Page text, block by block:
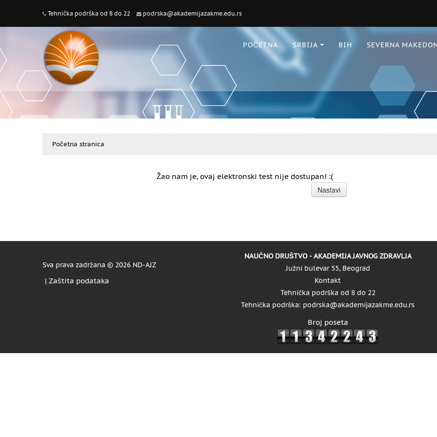
Tehnička podrška od 8 do 22 podrska@akademijazakme.edu.rs
POČETNA SRBIJA BIH SEVERNA
Početna stranica
Žao nam je, ovaj elektronski test nije dostupan! :(
Sva prava zadržana © 2026 ND-AJZ
| Zaštita podataka
NAUČNO DRUŠTVO - AKADEMIJA JAVNOG ZDRAVLJA
Južni bulevar 55, Beograd
Kontakt
Tehnička podrška od 8 do 22
Tehnička podrška: podrska@akademijazakme.edu.rs
Broj poseta